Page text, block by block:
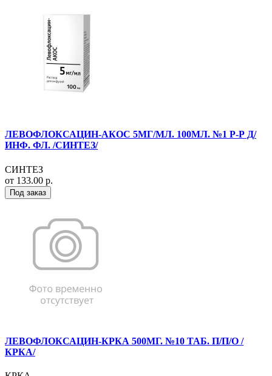
ЛЕВОФЛОКСАЦИН-АКОС 5МГ/МЛ. 100МЛ. №1 Р-Р Д/
ИНФ. ФЛ. /СИНТЕЗ/
СИНТЕЗ
от 133.00 р.
Под заказ
ЛЕВОФЛОКСАЦИН-КРКА 500МГ. №10 ТАБ. П/П/О /
КРКА/